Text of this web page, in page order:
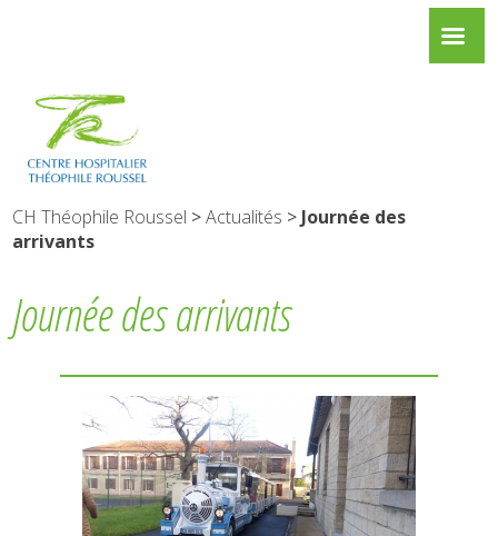
CH Théophile Roussel >Actualités > Journée des
arrivants
Journée des arrivants